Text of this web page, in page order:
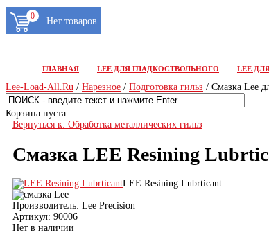
0
ГЛАВНАЯ LEE ДЛЯ ГЛАДКОСТВОЛЬНОГО LEE
Lee-Load-All.Ru / Нарезное / Подготовка гильз / Смазка Lee
Корзина пуста
Вернуться к: Обработка металлических гильз
Смазка LEE Resining
LEE Resining Lubrticant
Производитель: Lee Precision
Артикул: 90006
Нет в наличии